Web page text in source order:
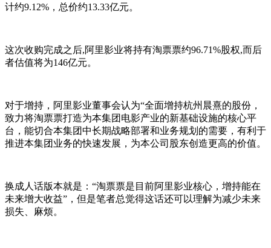
计约9.12%，总价约13.33亿元。
这次收购完成之后,阿里影业将持有淘票票约96.71%股权,而后
者估值将为146亿元。
对于增持，阿里影业董事会认为“全面增持杭州晨熹的股份，
致力将淘票票打造为本集团电影产业的新基础设施的核心平
台，能切合本集团中长期战略部署和业务规划的需要，有利于
推进本集团业务的快速发展，为本公司股东创造更高的价值。
换成人话版本就是：“淘票票是目前阿里影业核心，增持能在
未来增大收益”，但是笔者总觉得这话还可以理解为减少未来
损失、麻烦。